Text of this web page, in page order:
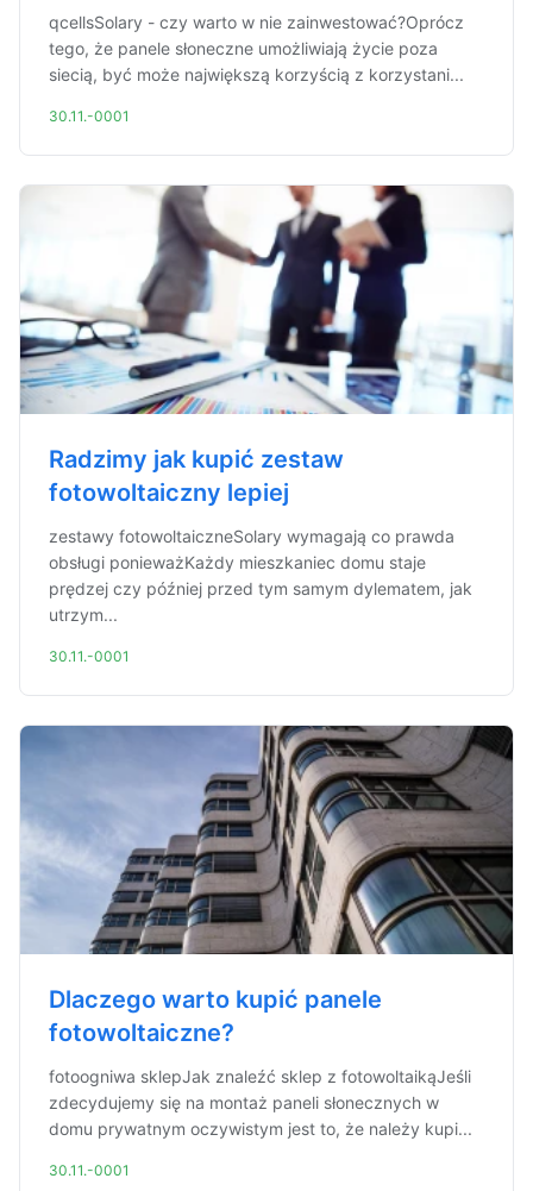
qcellsSolary - czy warto w nie zainwestować?Oprócz
tego, że panele słoneczne umożliwiają życie poza
siecią, być może największą korzyścią z korzystani...
30.11.-0001
Radzimy jak kupić zestaw
fotowoltaiczny lepiej
zestawy fotowoltaiczneSolary wymagają co prawda
obsługi ponieważKażdy mieszkaniec domu staje
prędzej czy później przed tym samym dylematem, jak
utrzym...
30.11.-0001
Dlaczego warto kupić panele
fotowoltaiczne?
fotoogniwa sklepJak znaleźć sklep z fotowoltaikąJeśli
zdecydujemy się na montaż paneli słonecznych w
domu prywatnym oczywistym jest to, że należy kupi...
30.11.-0001